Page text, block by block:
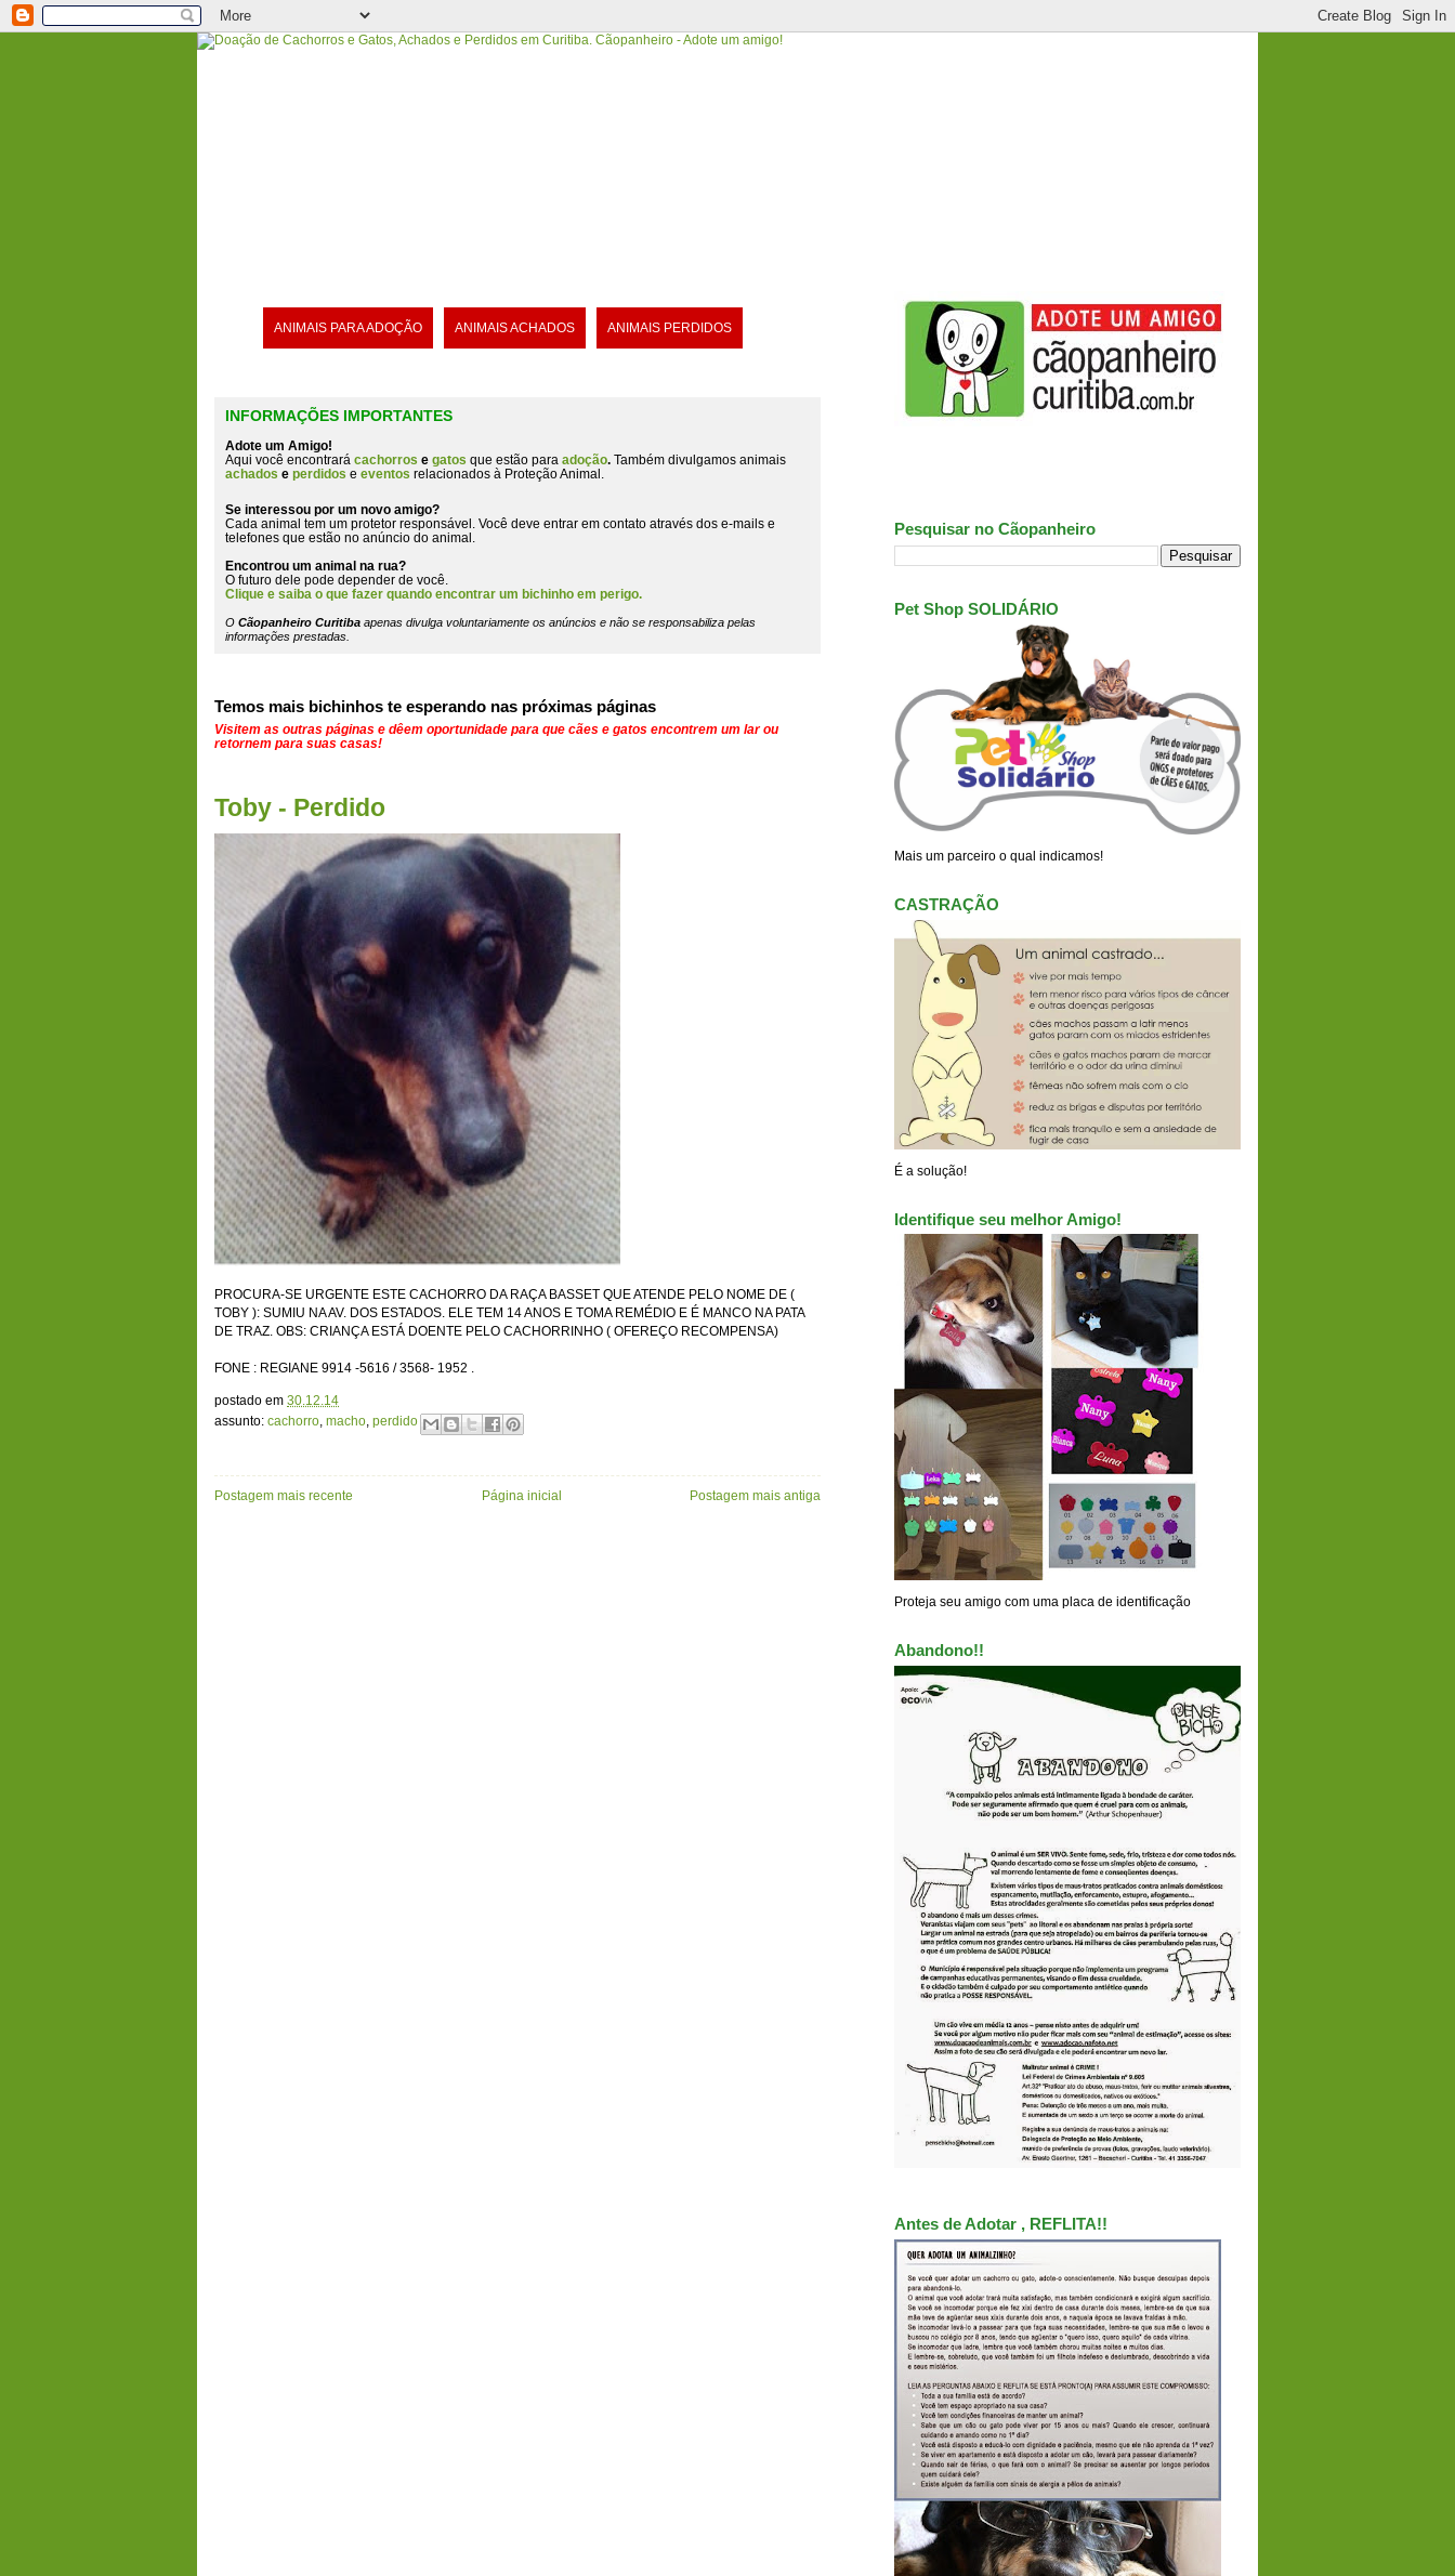
ANIMAIS PARA ADOÇÃO ANIMAIS ACHADOS ANIMAIS PERDIDOS
INFORMAÇÕES IMPORTANTES
Adote um Amigo!
Aqui você encontrará cachorros e gatos que estão para adoção. Também divulgamos animais
achados e perdidos e eventos relacionados à Proteção Animal.
Se interessou por um novo amigo?
Cada animal tem um protetor responsável. Você deve entrar em contato através dos e-mails e
telefones que estão no anúncio do animal
Encontrou um animal na rua?
O futuro dele pode depender de você.
Clique e saiba o que fazer quando encontrar um bichinho em perigo.
O Cãopanheiro Curitiba apenas divulga voluntariamente os anúncios e não se responsabiliza pelas
informações prestadas.
Temos mais bichinhos te esperando nas próximas páginas
Visitem as outras páginas e dêem oportunidade para que cães e gatos encontrem um lar ou
retornem para suas casas!
Toby - Perdido
PROCURA-SE URGENTE ESTE CACHORRO DA RAÇA BASSET QUE ATENDE PELO NOME DE (
TOBY ): SUMIU NA AV. DOS ESTADOS. ELE TEM 14 ANOS E TOMA REMÉDIO E É MANCO NA PATA
DE TRAZ. OBS: CRIANÇA ESTÁ DOENTE PELO CACHORRINHO ( OFEREÇO RECOMPENSA)
FONE : REGIANE 9914 -5616 / 3568- 1952 .
postado em 30.12.14
assunto: cachorro macho perdido
Postagem mais recente Postagem mais antiga
Página inicial
Pesquisar no Cãopanheiro
Pet Shop SOLIDÁRIO
Mais um parceiro o qual indicamos!
CASTRAÇÃO
É a solução!
Identifique seu melhor Amigo!
Proteja seu amigo com uma placa de identificação
Abandono!!
Antes de Adotar , REFLITA!!